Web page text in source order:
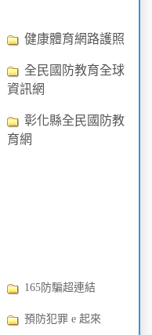
健康體育網路護照
全民國防教育全球
資訊網
彰化縣全民國防教
育網
165防騙超連結
預防犯罪 e 起來